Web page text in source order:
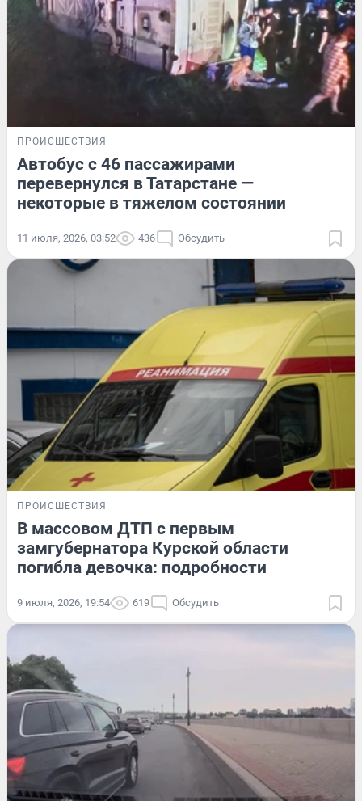
ПРОИСШЕСТВИЯ
Автобус с 46 пассажирами
перевернулся в Татарстане —
некоторые в тяжелом состоянии
11 июля, 2026, 03:52 436 Обсудить
ПРОИСШЕСТВИЯ
В массовом ДТП с первым
замгубернатора Курской области
погибла девочка: подробности
9 июля, 2026, 19:54 619 Обсудить